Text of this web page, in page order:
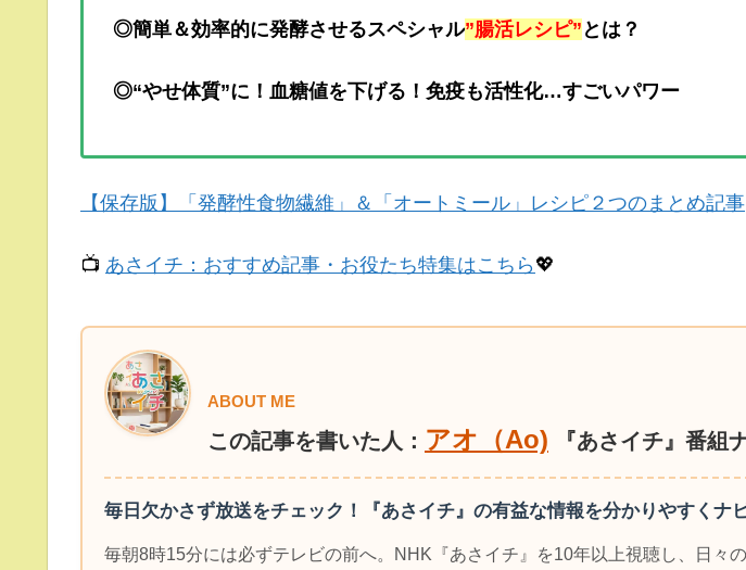
◎簡単＆効率的に発酵させるスペシャル”腸活レシピ” とは？
◎“やせ体質”に！血糖値を下げる！免疫も活性化…すごいパワー
【保存版】「発酵性食物繊維」＆「オートミール」レシピ２つのまとめ記事
📺 あさイチ：おすすめ記事・お役たち特集はこちら 💖
ABOUT ME
この記事を書いた人： アオ（Ao) 『あさイチ』番組
毎日欠かさず放送をチェック！『あさイチ』の有益な情報を分かりやすくナ
毎朝8時15分には必ずテレビの前へ。NHK『あさイチ』を10年以上視聴し、日々